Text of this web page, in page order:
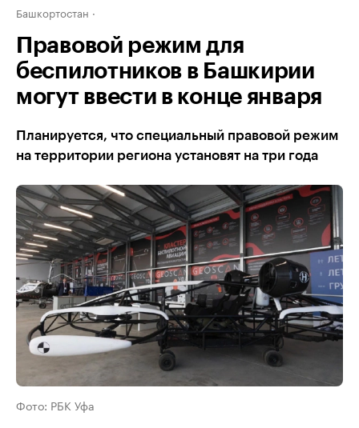
Башкортостан
Правовой режим для
беспилотников в Башкирии
могут ввести в конце января
Планируется, что специальный правовой режим
на территории региона установят на три года
Фото: РБК Уфа